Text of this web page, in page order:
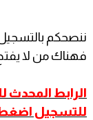
ننصحكم
فهناك من لا يفتح
للتسجيل